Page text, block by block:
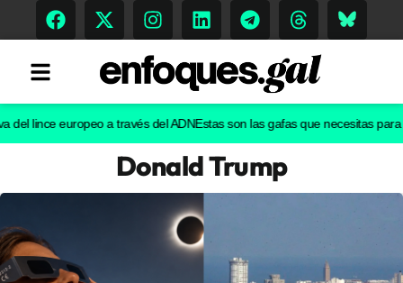
europeo a través del ADNEstas son las gafas que necesitas para ver
Donald Trump